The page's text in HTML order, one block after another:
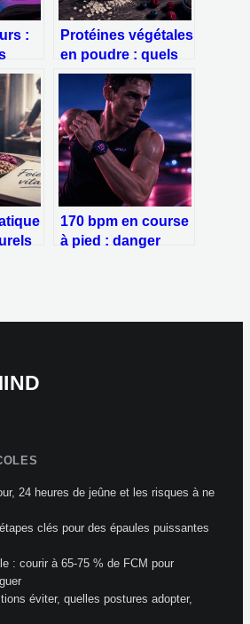
:
Protéines végétales
en poudre : quels
sont les réels
dangers pour votre
santé ?
170 bpm en course
à pied : danger
24 heures de jeûne et les risques à ne
clés pour des épaules puissantes
: courir à 65-75 % de FCM pour
éviter, quelles postures adopter,